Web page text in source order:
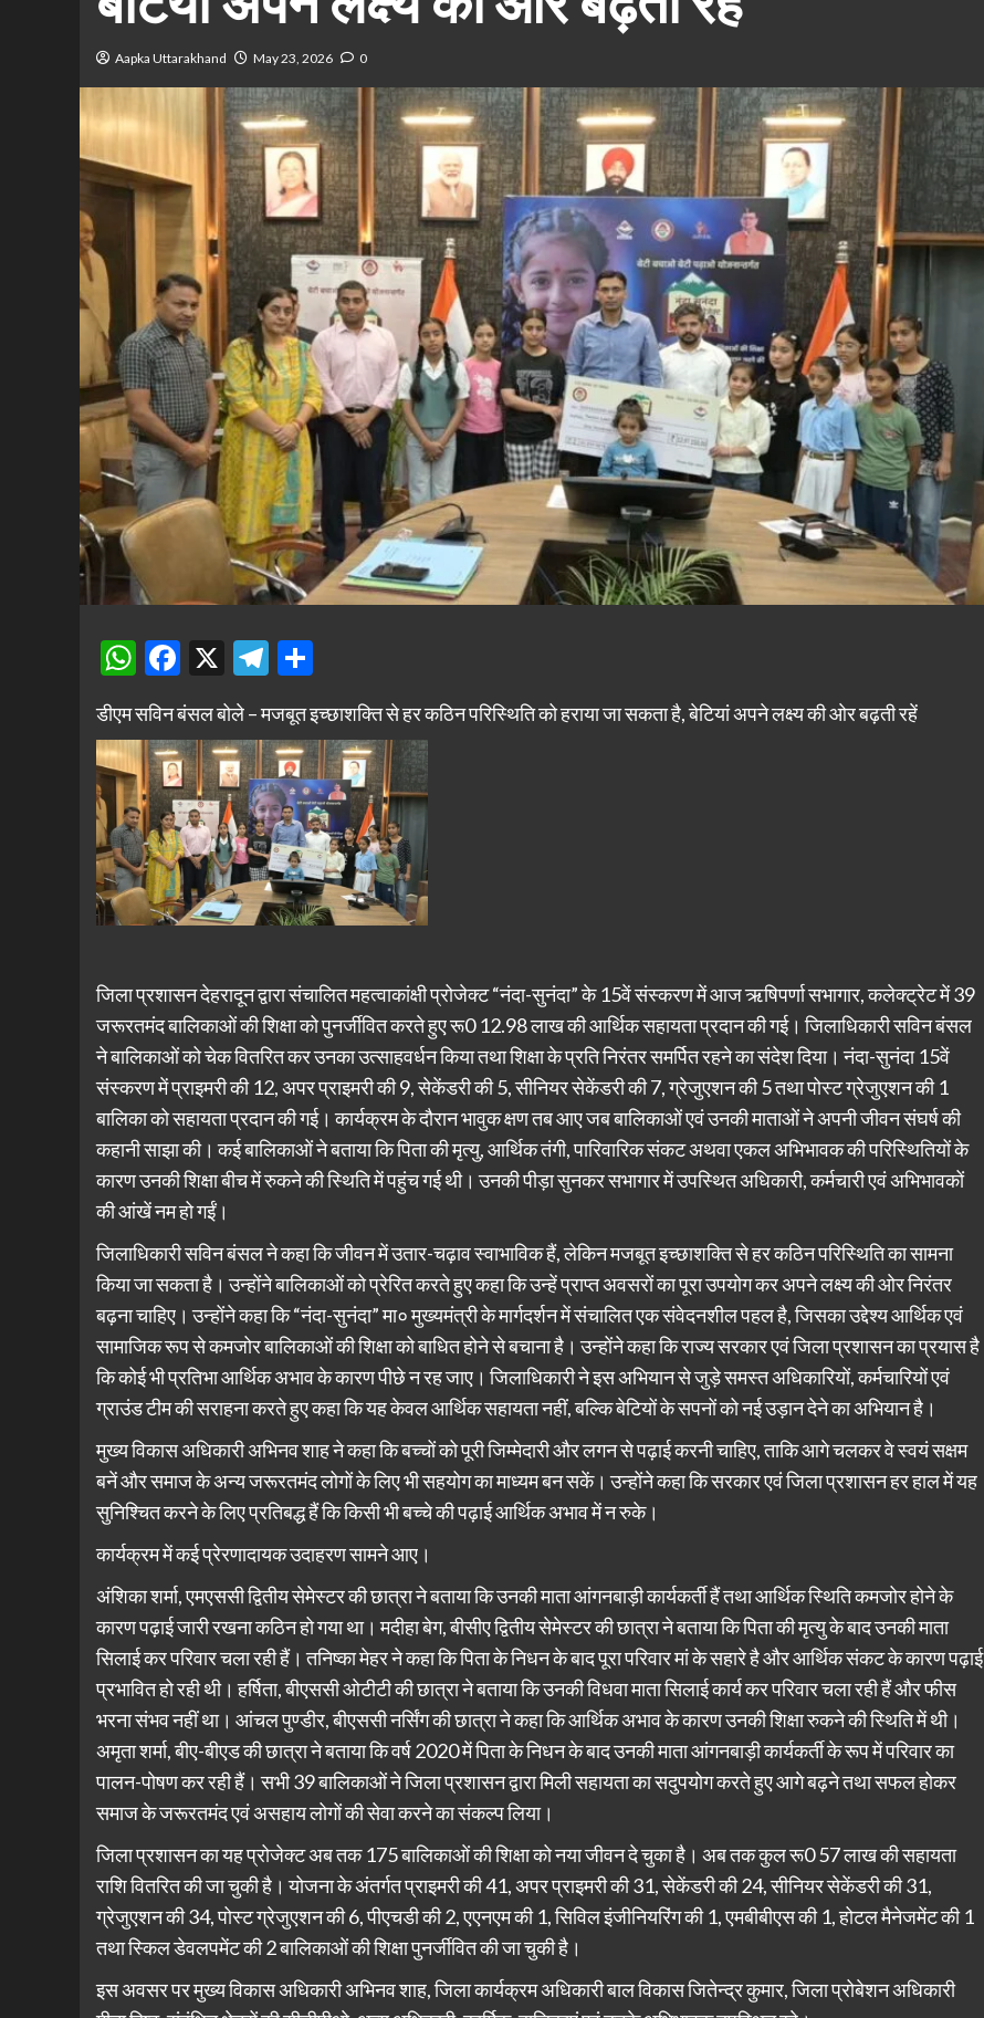
Aapka Uttarakhand May 23, 2026 0
WhatsApp
Facebook
X Telegram
डीएम सविन बंसल बोले – मजबूत इच्छाशक्ति से हर कठिन परिस्थिति को हराया जा सकता है, बेटियां अपने लक्ष्य की ओर बढ़ती रहें
जिला प्रशासन देहरादून द्वारा संचालित महत्वाकांक्षी प्रोजेक्ट “नंदा-सुनंदा” के 15वें संस्करण में आज ऋषिपर्णा सभागार, कलेक्ट्रेट में 39
जरूरतमंद बालिकाओं की शिक्षा को पुनर्जीवित करते हुए रू0 12.98 लाख की आर्थिक सहायता प्रदान की गई। जिलाधिकारी सविन बंसल
ने बालिकाओं को चेक वितरित कर उनका उत्साहवर्धन किया तथा शिक्षा के प्रति निरंतर समर्पित रहने का संदेश दिया। नंदा-सुनंदा 15वें
संस्करण में प्राइमरी की 12, अपर प्राइमरी की 9, सेकेंडरी की 5, सीनियर सेकेंडरी की 7, ग्रेजुएशन की 5 तथा पोस्ट ग्रेजुएशन की 1
बालिका को सहायता प्रदान की गई। कार्यक्रम के दौरान भावुक क्षण तब आए जब बालिकाओं एवं उनकी माताओं ने अपनी जीवन संघर्ष की
कहानी साझा की। कई बालिकाओं ने बताया कि पिता की मृत्यु, आर्थिक तंगी, पारिवारिक संकट अथवा एकल अभिभावक की परिस्थितियों के
कारण उनकी शिक्षा बीच में रुकने की स्थिति में पहुंच गई थी। उनकी पीड़ा सुनकर सभागार में उपस्थित अधिकारी, कर्मचारी एवं अभिभावकों
की आंखें नम हो गईं।
जिलाधिकारी सविन बंसल ने कहा कि जीवन में उतार-चढ़ाव स्वाभाविक हैं, लेकिन मजबूत इच्छाशक्ति से हर कठिन परिस्थिति का सामना
किया जा सकता है। उन्होंने बालिकाओं को प्रेरित करते हुए कहा कि उन्हें प्राप्त अवसरों का पूरा उपयोग कर अपने लक्ष्य की ओर निरंतर
बढ़ना चाहिए। उन्होंने कहा कि “नंदा-सुनंदा” मा० मुख्यमंत्री के मार्गदर्शन में संचालित एक संवेदनशील पहल है, जिसका उद्देश्य आर्थिक एवं
सामाजिक रूप से कमजोर बालिकाओं की शिक्षा को बाधित होने से बचाना है। उन्होंने कहा कि राज्य सरकार एवं जिला प्रशासन का प्रयास है
कि कोई भी प्रतिभा आर्थिक अभाव के कारण पीछे न रह जाए। जिलाधिकारी ने इस अभियान से जुड़े समस्त अधिकारियों, कर्मचारियों एवं
ग्राउंड टीम की सराहना करते हुए कहा कि यह केवल आर्थिक सहायता नहीं, बल्कि बेटियों के सपनों को नई उड़ान देने का अभियान है।
मुख्य विकास अधिकारी अभिनव शाह ने कहा कि बच्चों को पूरी जिम्मेदारी और लगन से पढ़ाई करनी चाहिए, ताकि आगे चलकर वे स्वयं सक्षम
बनें और समाज के अन्य जरूरतमंद लोगों के लिए भी सहयोग का माध्यम बन सकें। उन्होंने कहा कि सरकार एवं जिला प्रशासन हर हाल में यह
सुनिश्चित करने के लिए प्रतिबद्ध हैं कि किसी भी बच्चे की पढ़ाई आर्थिक अभाव में न रुके।
कार्यक्रम में कई प्रेरणादायक उदाहरण सामने आए।
अंशिका शर्मा, एमएससी द्वितीय सेमेस्टर की छात्रा ने बताया कि उनकी माता आंगनबाड़ी कार्यकर्ती हैं तथा आर्थिक स्थिति कमजोर होने के
कारण पढ़ाई जारी रखना कठिन हो गया था। मदीहा बेग, बीसीए द्वितीय सेमेस्टर की छात्रा ने बताया कि पिता की मृत्यु के बाद उनकी माता
सिलाई कर परिवार चला रही हैं। तनिष्का मेहर ने कहा कि पिता के निधन के बाद पूरा परिवार मां के सहारे है और आर्थिक संकट के कारण पढ़ाई
प्रभावित हो रही थी। हर्षिता, बीएससी ओटीटी की छात्रा ने बताया कि उनकी विधवा माता सिलाई कार्य कर परिवार चला रही हैं और फीस
भरना संभव नहीं था। आंचल पुण्डीर, बीएससी नर्सिंग की छात्रा ने कहा कि आर्थिक अभाव के कारण उनकी शिक्षा रुकने की स्थिति में थी।
अमृता शर्मा, बीए-बीएड की छात्रा ने बताया कि वर्ष 2020 में पिता के निधन के बाद उनकी माता आंगनबाड़ी कार्यकर्ती के रूप में परिवार का
पालन-पोषण कर रही हैं। सभी 39 बालिकाओं ने जिला प्रशासन द्वारा मिली सहायता का सदुपयोग करते हुए आगे बढ़ने तथा सफल होकर
समाज के जरूरतमंद एवं असहाय लोगों की सेवा करने का संकल्प लिया।
जिला प्रशासन का यह प्रोजेक्ट अब तक 175 बालिकाओं की शिक्षा को नया जीवन दे चुका है। अब तक कुल रू0 57 लाख की सहायता
राशि वितरित की जा चुकी है। योजना के अंतर्गत प्राइमरी की 41, अपर प्राइमरी की 31, सेकेंडरी की 24, सीनियर सेकेंडरी की 31,
ग्रेजुएशन की 34, पोस्ट ग्रेजुएशन की 6, पीएचडी की 2, एएनएम की 1, सिविल इंजीनियरिंग की 1, एमबीबीएस की 1, होटल मैनेजमेंट की 1
तथा स्किल डेवलपमेंट की 2 बालिकाओं की शिक्षा पुनर्जीवित की जा चुकी है।
इस अवसर पर मुख्य विकास अधिकारी अभिनव शाह, जिला कार्यक्रम अधिकारी बाल विकास जितेन्द्र कुमार, जिला प्रोबेशन अधिकारी